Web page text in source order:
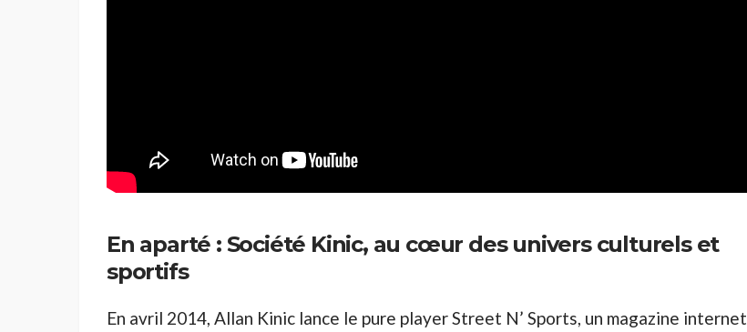
En aparté : Société Kinic, au cœur des univers culturels et
sportifs
En avril 2014, Allan Kinic lance le pure player Street N’ Sports, un magazine internet